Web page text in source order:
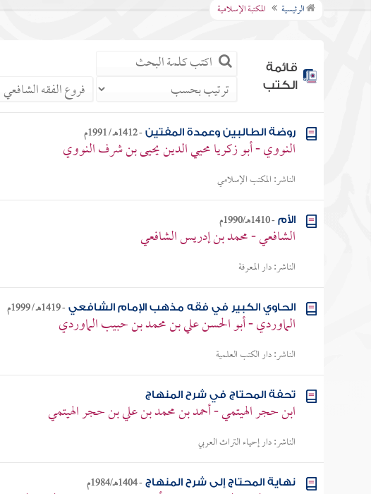
الرئيسية المكتبة الإسلامية
قائمة
الكتب
روضة الطالبين وعمدة المفتين -1412هـ / 1991م
النووي - أبو زكريا محيي الدين يحيى بن شرف النووي
الناشر:المكتب الإسلامي
الأم -1410هـ/1990م
الشافعي - محمد بن إدريس الشافعي
الناشر:دار المعرفة
الحاوي الكبير في فقه مذهب الإمام الشافعي -1419هـ / 1999م
الماوردي - أبو الحسن علي بن محمد بن حبيب الماوردي
الناشر:دار الكتب العلمية
تحفة المحتاج في شرح المنهاج
ابن حجر الهيتمي - أحمد بن محمد بن علي بن حجر الهيتمي
الناشر:دار إحياء التراث العربي
نهاية المحتاج إلى شرح المنهاج -1404هـ/1984م